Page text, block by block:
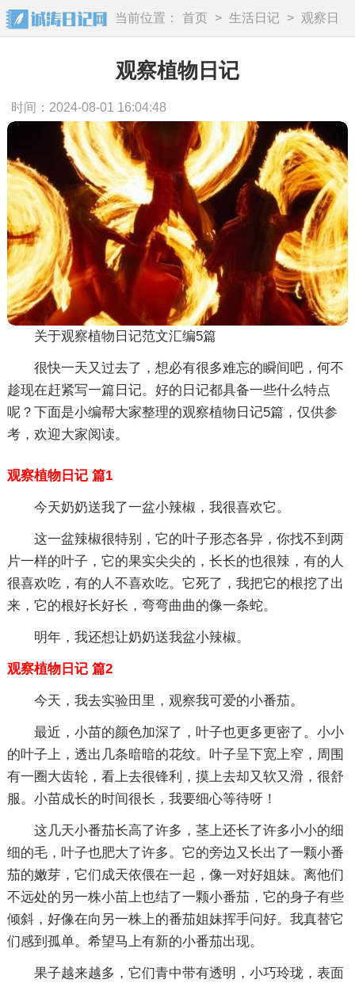
当前位置： 首页 > 生活日记 >
观察日
记
观察植物日记
时间：2024-08-01 16:04:48
关于观察植物日记范文汇编5篇
很快一天又过去了，想必有很多难忘的瞬间吧，何不
趁现在赶紧写一篇日记。好的日记都具备一些什么特点
呢？下面是小编帮大家整理的观察植物日记5篇，仅供参
考，欢迎大家阅读。
观察植物日记 篇1
今天奶奶送我了一盆小辣椒，我很喜欢它。
这一盆辣椒很特别，它的叶子形态各异，你找不到两
片一样的叶子，它的果实尖尖的，长长的也很辣，有的人
很喜欢吃，有的人不喜欢吃。它死了，我把它的根挖了出
来，它的根好长好长，弯弯曲曲的像一条蛇。
明年，我还想让奶奶送我盆小辣椒。
观察植物日记 篇2
今天，我去实验田里，观察我可爱的小番茄。
最近，小苗的颜色加深了，叶子也更多更密了。小小
的叶子上，透出几条暗暗的花纹。叶子呈下宽上窄，周围
有一圈大齿轮，看上去很锋利，摸上去却又软又滑，很舒
服。小苗成长的时间很长，我要细心等待呀！
这几天小番茄长高了许多，茎上还长了许多小小的细
细的毛，叶子也肥大了许多。它的旁边又长出了一颗小番
茄的嫩芽，它们成天依偎在一起，像一对好姐妹。离他们
不远处的另一株小苗上也结了一颗小番茄，它的身子有些
倾斜，好像在向另一株上的番茄姐妹挥手问好。我真替它
们感到孤单。希望马上有新的小番茄出现。
果子越来越多，它们青中带有透明，小巧玲珑，表面